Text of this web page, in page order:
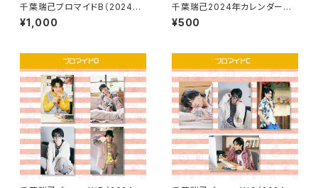
千葉瑞己ブロマイドB（2024カ
レンダーアザーカット）
¥1,000
千葉瑞己2024年カレンダーラ
ンダム缶バッジ（全3種）
¥500